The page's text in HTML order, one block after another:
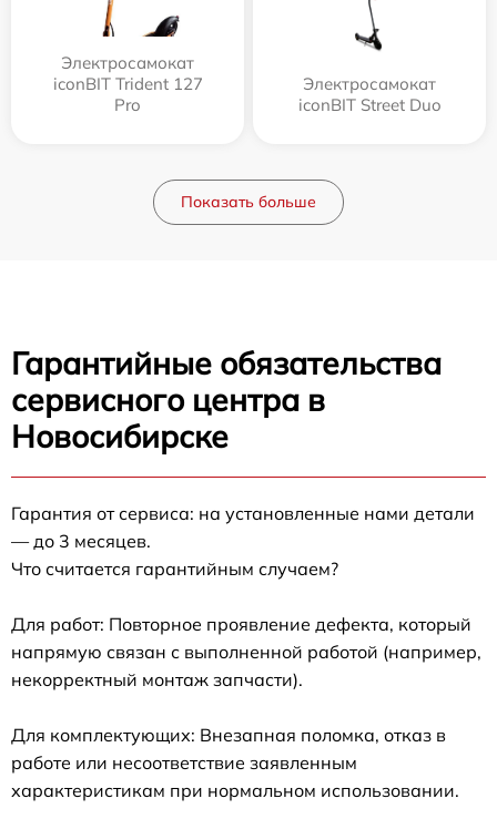
Электросамокат
iconBIT Trident 127
Pro
Электросамокат
iconBIT Street Duo
Показать больше
Гарантийные обязательства
сервисного центра в
Новосибирске
Гарантия от сервиса: на установленные нами детали
— до 3 месяцев.
Что считается гарантийным случаем?
Для работ: Повторное проявление дефекта, который
напрямую связан с выполненной работой (например,
некорректный монтаж запчасти).
Для комплектующих: Внезапная поломка, отказ в
работе или несоответствие заявленным
характеристикам при нормальном использовании.